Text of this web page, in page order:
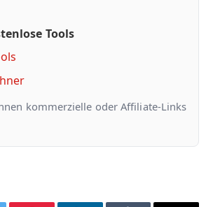
Tools
kommerzielle oder Affiliate-Links